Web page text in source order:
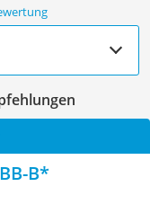
B